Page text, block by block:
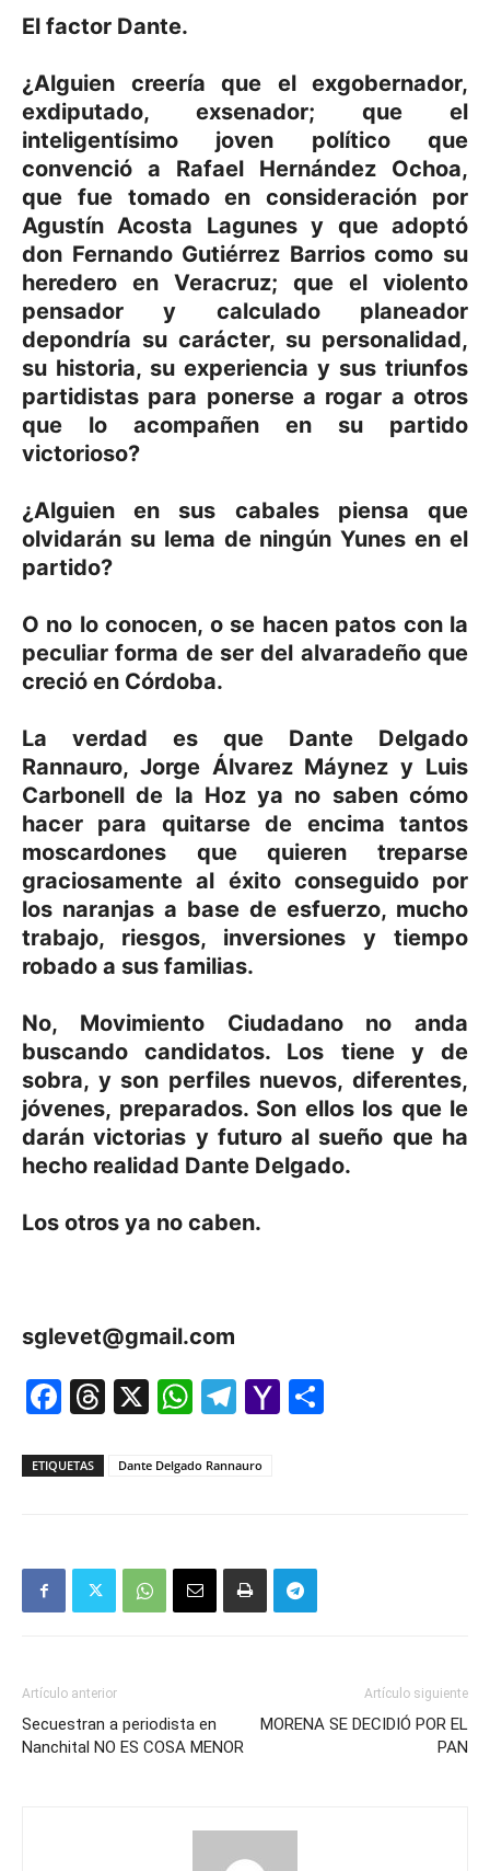
El factor Dante.
¿Alguien creería que el exgobernador,
exdiputado, exsenador; que el
inteligentísimo joven político que
convenció a Rafael Hernández Ochoa,
que fue tomado en consideración por
Agustín Acosta Lagunes y que adoptó
don Fernando Gutiérrez Barrios como su
heredero en Veracruz; que el violento
pensador y calculado planeador
depondría su carácter, su personalidad,
su historia, su experiencia y sus triunfos
partidistas para ponerse a rogar a otros
que lo acompañen en su partido
victorioso?
¿Alguien en sus cabales piensa que
olvidarán su lema de ningún Yunes en el
partido?
O no lo conocen, o se hacen patos con la
peculiar forma de ser del alvaradeño que
creció en Córdoba.
La verdad es que Dante Delgado
Rannauro, Jorge Álvarez Máynez y Luis
Carbonell de la Hoz ya no saben cómo
hacer para quitarse de encima tantos
moscardones que quieren treparse
graciosamente al éxito conseguido por
los naranjas a base de esfuerzo, mucho
trabajo, riesgos, inversiones y tiempo
robado a sus familias.
No, Movimiento Ciudadano no anda
buscando candidatos. Los tiene y de
sobra, y son perfiles nuevos, diferentes,
jóvenes, preparados. Son ellos los que le
darán victorias y futuro al sueño que ha
hecho realidad Dante Delgado.
Los otros ya no caben.
sglevet@gmail.com
Facebook
Threads
X WhatsApp
Telegram
Yahoo
ETIQUETAS Dante Delgado Rannauro
Artículo anterior
Secuestran a periodista en
Nanchital NO ES COSA MENOR
Artículo siguiente
MORENA SE DECIDIÓ POR EL
PAN